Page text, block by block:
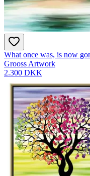
What once was, is now
Grooss Artwork
2.300 DKK